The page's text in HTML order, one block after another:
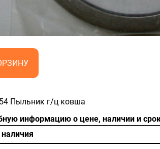
Пыльник г/ц ковша
информацию о цене, наличии и